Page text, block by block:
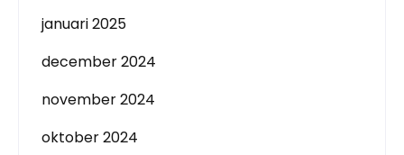
januari 2025
december 2024
november 2024
oktober 2024